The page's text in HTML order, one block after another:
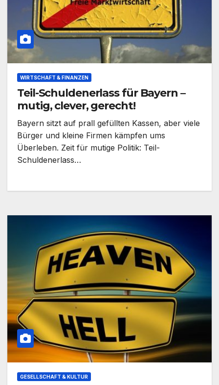
WIRTSCHAFT & FINANZEN
Teil-Schuldenerlass für Bayern –
mutig, clever, gerecht!
Bayern sitzt auf prall gefüllten Kassen, aber viele
Bürger und kleine Firmen kämpfen ums
Überleben. Zeit für mutige Politik: Teil-
Schuldenerlass…
GESELLSCHAFT & KULTUR